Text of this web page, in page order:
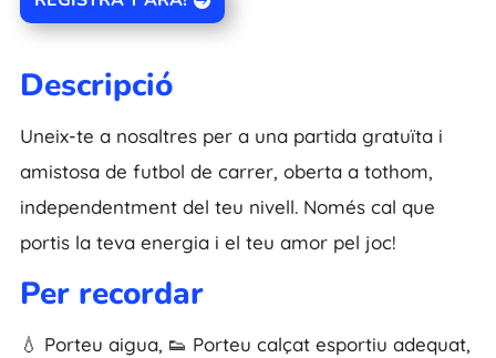
Descripció
Uneix-te a nosaltres per a una partida gratuïta i
amistosa de futbol de carrer, oberta a tothom,
independentment del teu nivell. Només cal que
portis la teva energia i el teu amor pel joc!
Per recordar
💧 Porteu aigua, 👟 Porteu calçat esportiu adequat,